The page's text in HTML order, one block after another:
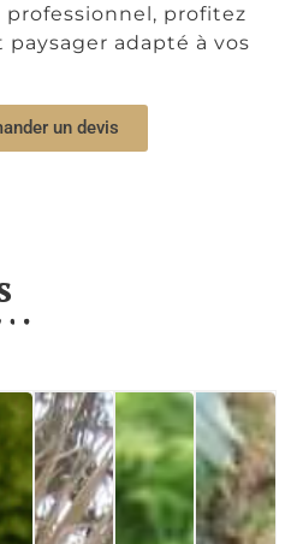
profitez
paysager adapté à vos
un devis